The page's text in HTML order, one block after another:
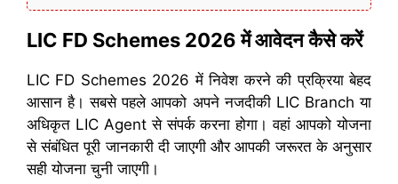
LIC FD Schemes 2026 में आवेदन कैसे करें
LIC FD Schemes 2026 में निवेश करने की प्रक्रिया बेहद
आसान है। सबसे पहले आपको अपने नजदीकी LIC Branch या
अधिकृत LIC Agent से संपर्क करना होगा। वहां आपको योजना
से संबंधित पूरी जानकारी दी जाएगी और आपकी जरूरत के अनुसार
सही योजना चुनी जाएगी।